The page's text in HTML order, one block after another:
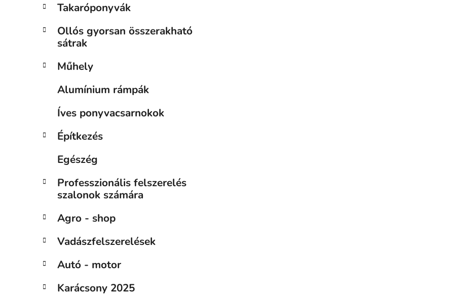
Takaróponyvák
Ollós gyorsan összerakható
sátrak
Műhely
Alumínium rámpák
Íves ponyvacsarnokok
Építkezés
Egészég
Professzionális felszerelés
szalonok számára
Agro - shop
Vadászfelszerelések
Autó - motor
Karácsony 2025